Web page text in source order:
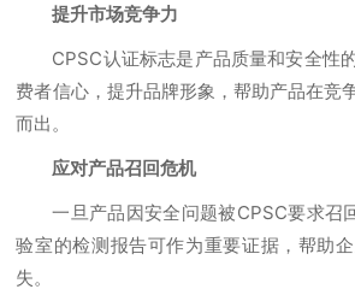
提升市场竞争力
CPSC认证标志是产品质量和安全性
费者信心，提升品牌形象，帮助产品在竞
而出。
应对产品召回危机
一旦产品因安全问题被CPSC要求召
验室的检测报告可作为重要证据，帮助
失。